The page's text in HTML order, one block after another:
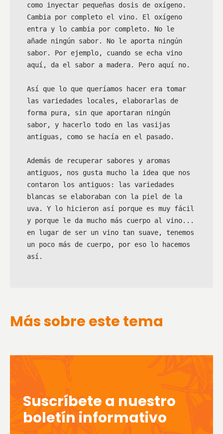
como inyectar pequeñas dosis de oxígeno.
Cambia por completo el vino. El oxígeno
entra y lo cambia por completo. No le
añade ningún sabor. No le aporta ningún
sabor. Por ejemplo, cuando se echa vino
aquí, da el sabor a madera. Pero aquí no.
Así que lo que queríamos hacer era tomar
las variedades locales, elaborarlas de
forma pura, sin que aportaran ningún
sabor, y hacerlo todo en las vasijas
antiguas, como se hacía en el pasado.
Además de recuperar sabores y aromas
antiguos, nos gusta mucho la idea que nos
contaron los antiguos: las variedades
blancas se elaboraban con la piel de la
uva. Y lo hicieron así porque es muy fácil
y porque le da mucho más cuerpo al vino...
en lugar de ser un vino tan suave, tenemos
un poco más de cuerpo, por eso lo hacemos
así.
Más sobre este tema
Suscríbete a nuestro
boletín informativo